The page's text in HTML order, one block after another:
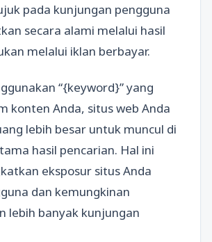
pada kunjungan pengguna
secara alami melalui hasil
melalui iklan berbayar.
“{keyword}” yang
konten Anda, situs web Anda
lebih besar untuk muncul di
hasil pencarian. Hal ini
eksposur situs Anda
dan kemungkinan
lebih banyak kunjungan